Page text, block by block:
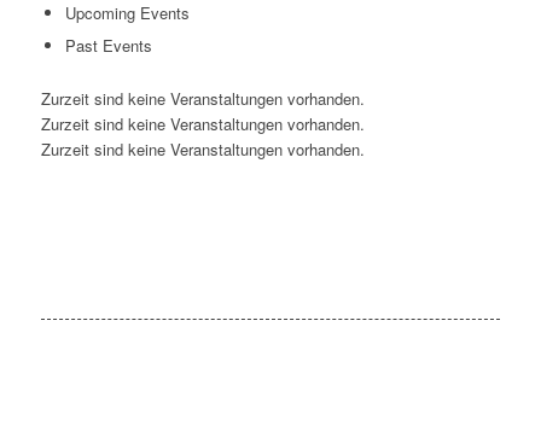
Upcoming Events
Past Events
Zurzeit sind keine Veranstaltungen vorhanden.
Zurzeit sind keine Veranstaltungen vorhanden.
Zurzeit sind keine Veranstaltungen vorhanden.